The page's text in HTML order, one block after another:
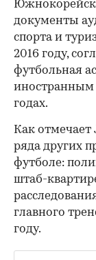
документы
спорта и
2016 году,
футбольная
иностранным
годах.
Как отмечает
ряда других
футболе:
штаб-
главного
году.